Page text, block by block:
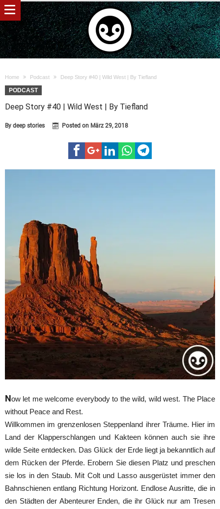
Home Podcast Deep Story #40 | Wild West | By Tiefland
PODCAST
Deep Story #40 | Wild West | By Tiefland
By deep stories Posted on März 29, 2018
Now let me welcome everybody to the wild, wild west. The Place
without Peace and Rest.
Willkommen im grenzenlosen Steppenland ihrer Träume. Hier im
Land der Klapperschlangen und Kakteen können auch sie ihre
wilde Seite entdecken. Das Glück der Erde liegt ja bekanntlich auf
dem Rücken der Pferde. Erobern Sie diesen Platz und preschen
sie los in den Staub. Mit Colt und Lasso ausgerüstet immer den
Bahnschienen entlang Richtung Horizont. Endlose Ausritte, die in
den Städten der Abenteurer Enden, die ihr Glück nur am Tresen